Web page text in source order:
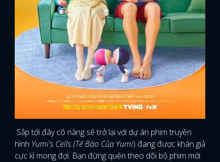
Sắp tới đây cô nàng sẽ trở lại với dự án phim truyền
hình Yumi's Cells (Tế Bào Của Yumi) đang được khán giả
cực kì mong đợi. Bạn đừng quên theo dõi bộ phim mới